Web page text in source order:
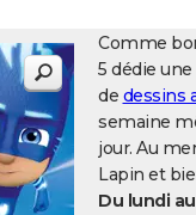
Comme
5 dédie
de dessins
semaine
jour. Au
Lapin et
Du lundi